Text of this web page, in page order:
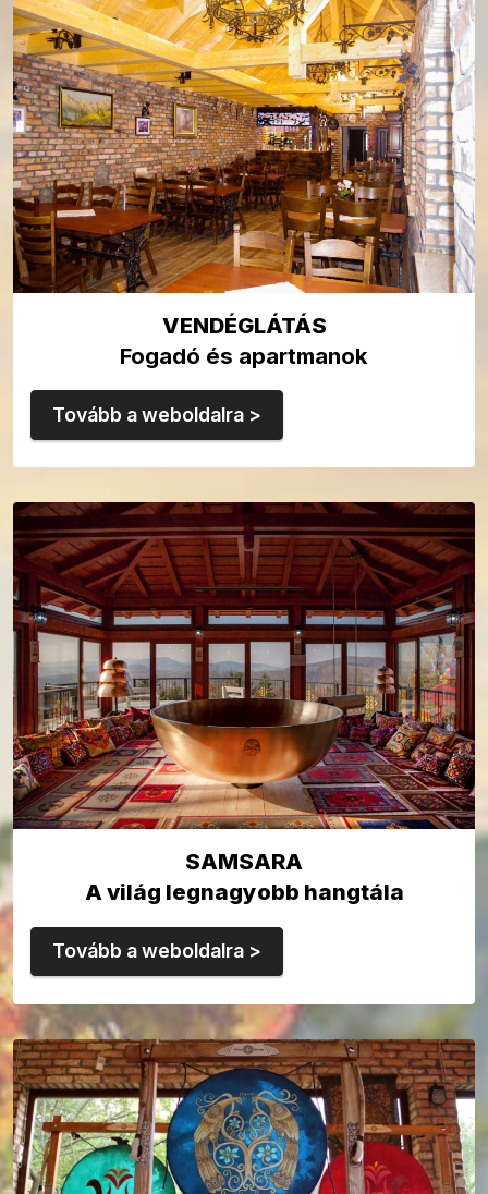
VENDÉGLÁTÁS
Fogadó és apartmanok
Tovább a weboldalra >
SAMSARA
A világ legnagyobb hangtála
Tovább a weboldalra >